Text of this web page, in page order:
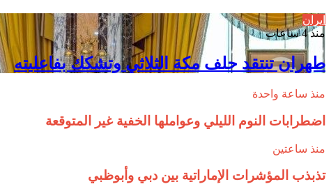
ايران
منذ 4 ساعات
طهران تنتقد حلف مكة الثلاثي وتشكك بفاعليته
منذ ساعة واحدة
اضطرابات النوم الليلي وعواملها الخفية غير المتوقعة
منذ ساعتين
تذبذب المؤشرات الإماراتية بين دبي وأبوظبي